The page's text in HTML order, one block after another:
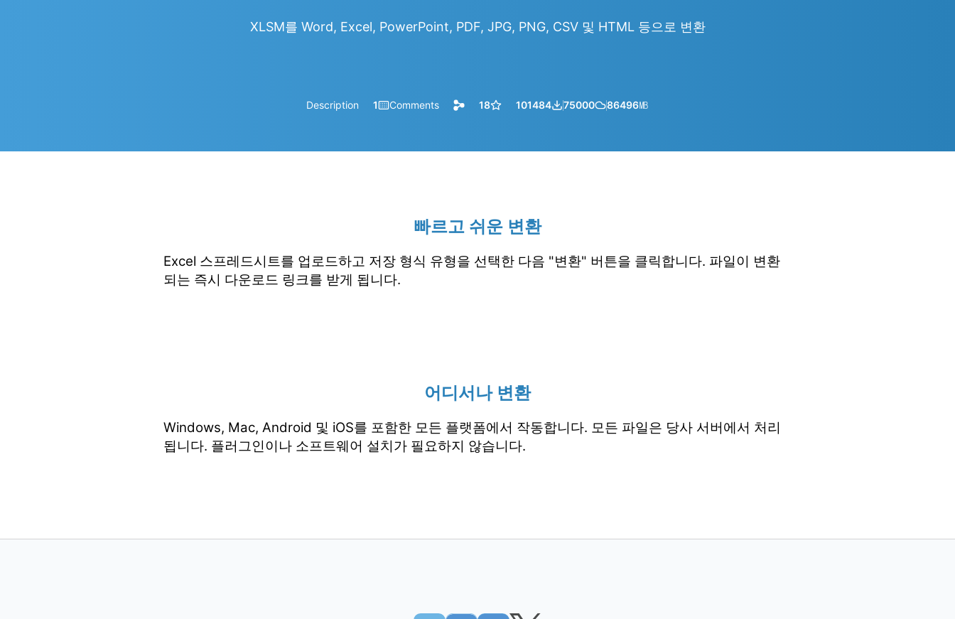
XLSM를 Word, Excel, PowerPoint, PDF, JPG, PNG, CSV 및 HTML 등으로 변환
Description 1 Comments 18 101484 75000 86496㎆︎
빠르고 쉬운 변환
Excel 스프레드시트를 업로드하고 저장 형식 유형을 선택한 다음 "변환" 버튼을 클릭합니다. 파일이 변환
되는 즉시 다운로드 링크를 받게 됩니다.
어디서나 변환
Windows, Mac, Android 및 iOS를 포함한 모든 플랫폼에서 작동합니다. 모든 파일은 당사 서버에서 처리
됩니다. 플러그인이나 소프트웨어 설치가 필요하지 않습니다.